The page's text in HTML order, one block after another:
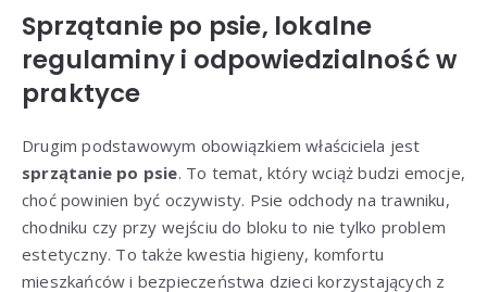
Sprzątanie po psie, lokalne
regulaminy i odpowiedzialność w
praktyce
Drugim podstawowym obowiązkiem właściciela jest
sprzątanie po psie. To temat, który wciąż budzi emocje,
choć powinien być oczywisty. Psie odchody na trawniku,
chodniku czy przy wejściu do bloku to nie tylko problem
estetyczny. To także kwestia higieny, komfortu
mieszkańców i bezpieczeństwa dzieci korzystających z